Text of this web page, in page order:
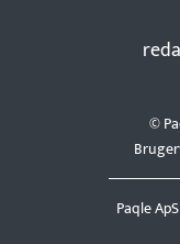
Paqle ApS
©